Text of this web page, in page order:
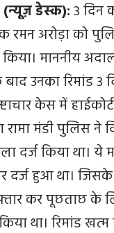
(न्यूज़ डेस्क):3 दिन
रमन अरोड़ा को
माननीय
उनका रिमांड 3
केस में
रामा मंडी पुलिस ने
दर्ज किया था। ये
दर्ज हुआ था।
कर पूछताछ के
था। रिमांड